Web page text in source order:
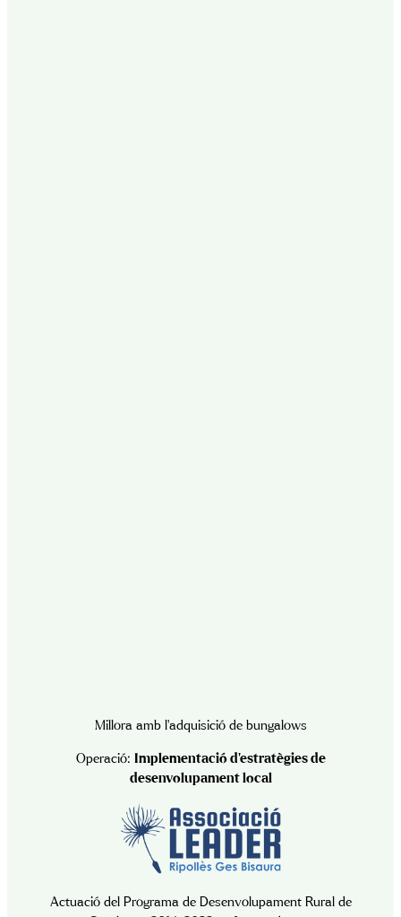
Millora amb l’adquisició de bungalows
Operació: Implementació d’estratègies de
desenvolupament local
Actuació del Programa de Desenvolupament Rural de